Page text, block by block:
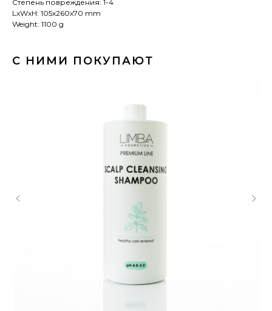
Степень повреждения: 1-4
LxWxH: 105x260x70 mm
Weight: 1100 g
С НИМИ ПОКУПАЮТ